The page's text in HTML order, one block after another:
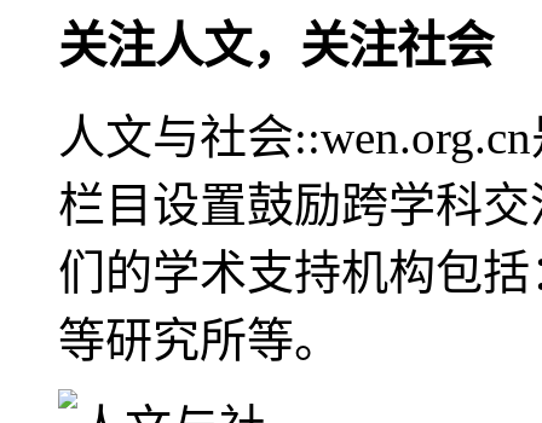
关注人文，关注社会
人文与社会
栏目设置鼓励跨学科
们的学术支持机构包
等研究所等。